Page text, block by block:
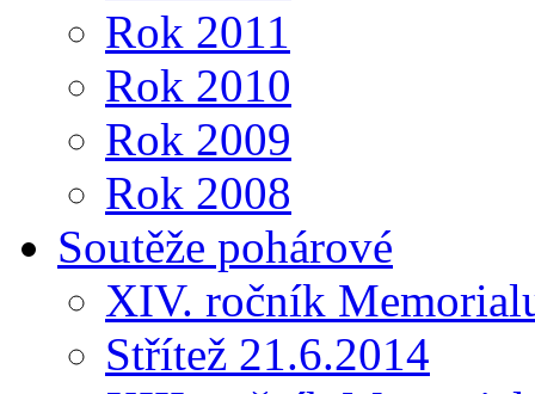
Rok 2011
Rok 2010
Rok 2009
Rok 2008
Soutěže pohárové
XIV. ročník
Střítež 21.6.2014